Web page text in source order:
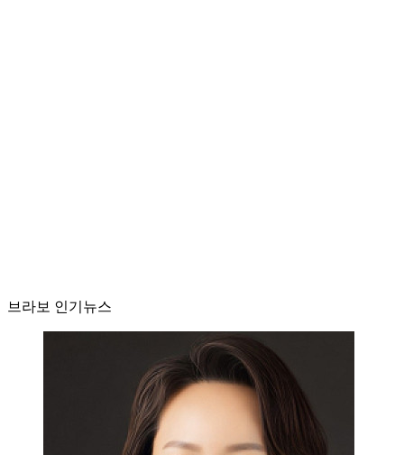
브라보 인기뉴스